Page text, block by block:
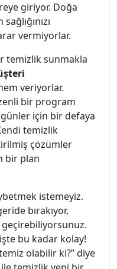
giriyor. Doğa
vermiyorlar.
temizlik sunmakla
veriyorlar.
bir program
için bir defaya
temizlik
çözümler
bir plan
istemeyiz.
bırakıyor,
işte bu kadar kolay!
olabilir ki?” diye